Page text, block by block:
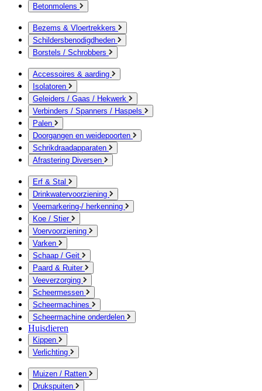
Betonmolens
Bezems & Vloertrekkers
Schildersbenodigdheden
Borstels / Schrobbers
Accessoires & aarding
Isolatoren
Geleiders / Gaas / Hekwerk
Verbinders / Spanners / Haspels
Palen
Doorgangen en weidepoorten
Schrikdraadapparaten
Afrastering Diversen
Erf & Stal
Drinkwatervoorziening
Veemarkering-/ herkenning
Koe / Stier
Voervoorziening
Varken
Schaap / Geit
Paard & Ruiter
Veeverzorging
Scheermessen
Scheermachines
Scheermachine onderdelen
Huisdieren
Kippen
Verlichting
Muizen / Ratten
Drukspuiten